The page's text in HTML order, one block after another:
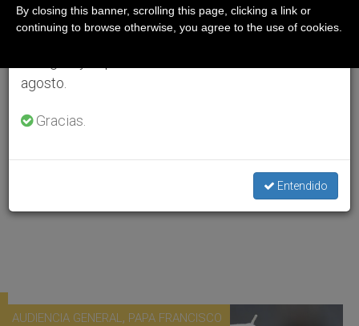
AUDIENCIA GENERAL, PAPA FRANCISCO
agosto.
Gracias.
Entendido
By closing this banner, scrolling this page, clicking a link or
continuing to browse otherwise, you agree to the use of cookies.